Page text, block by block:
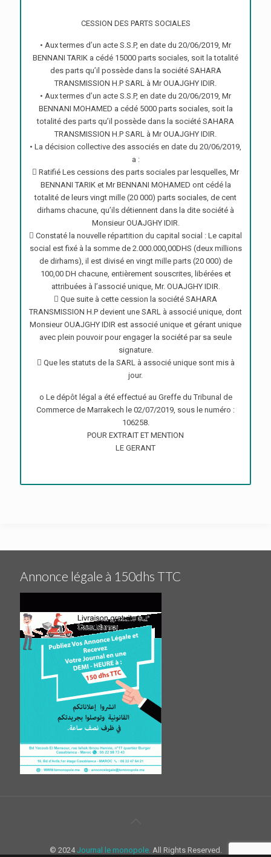
CESSION DES PARTS SOCIALES
• Aux termes d’un acte S.S.P, en date du 20/06/2019, Mr
BENNANI TARIK a cédé 15000 parts sociales, soit la totalité
des parts qu’il possède dans la société SAHARA
TRANSMISSION H.P SARL à Mr OUAJGHY IDIR.
• Aux termes d’un acte S.S.P, en date du 20/06/2019, Mr
BENNANI MOHAMED a cédé 5000 parts sociales, soit la
totalité des parts qu’il possède dans la société SAHARA
TRANSMISSION H.P SARL à Mr OUAJGHY IDIR.
• La décision collective des associés en date du 20/06/2019,
a :
 Ratifié Les cessions des parts sociales par lesquelles, Mr
BENNANI TARIK et Mr BENNANI MOHAMED ont cédé la
totalité de leurs vingt mille (20 000) parts sociales, de cent
dirhams chacune, qu’ils détiennent dans la dite société à
Monsieur OUAJGHY IDIR.
 Constaté la nouvelle répartition du capital social : Le capital
social est fixé à la somme de 2.000.000,00DHS (deux millions
de dirhams), il est divisé en vingt mille parts (20 000) de
100,00 DH chacune, entièrement souscrites, libérées et
attribuées à l’associé unique, Mr. OUAJGHY IDIR.
 Que suite à cette cession la société SAHARA
TRANSMISSION H.P devient une SARL à associé unique, dont
Monsieur OUAJGHY IDIR est associé unique et gérant unique
avec plein pouvoir pour engager la société par sa seule
signature.
 Que les statuts de la SARL à associé unique sont mis à
jour.
o Le dépôt légal a été effectué au Greffe du Tribunal de
Commerce de Marrakech le 02/07/2019, sous le numéro :
106258.
POUR EXTRAIT ET MENTION
LE GERANT
Annonce légale à 150dhs TTC
© 2024Journal le monopole. All Rights Reserved.